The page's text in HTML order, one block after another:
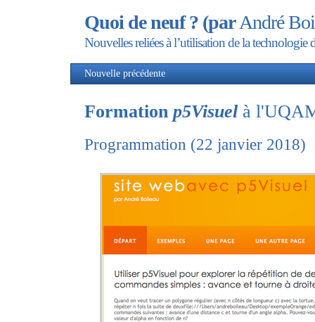
Quoi de neuf ? (parAndré
Nouvelles reliées à l’utilisation de la technologie
Nouvelle précédente
Formation p5Visuel à
Programmation (22 janvier 2018)